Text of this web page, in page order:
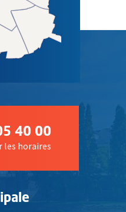
40 00
les horaires